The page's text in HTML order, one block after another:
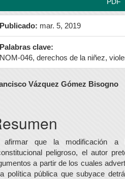
Publicado: mar. 5, 2019
Palabras clave:
NOM-046, derechos de la niñez,
Vázquez Gómez Bisogno
afirmar que la modificación a
peligroso, el autor
a partir de los cuales
política pública que subyace